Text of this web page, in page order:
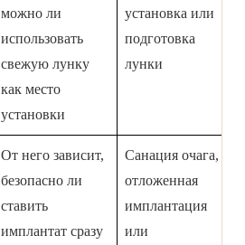
можно ли
использовать
свежую лунку
как место
установки
установка или
подготовка
лунки
От него зависит,
безопасно ли
ставить
имплантат сразу
Санация очага,
отложенная
имплантация
или